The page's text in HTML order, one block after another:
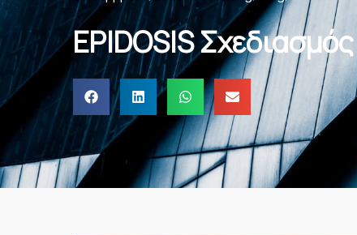
EPIDOSIS